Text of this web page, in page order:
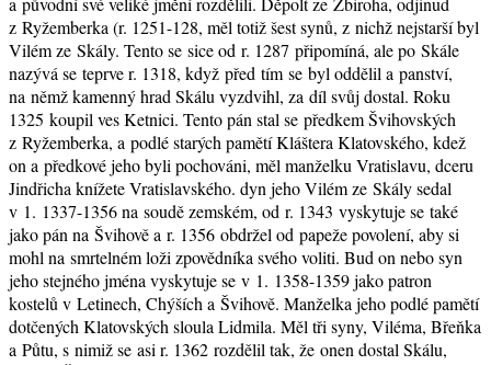
z Ryžemberka (r. 1251-128, měl totiž šest synů, z nichž nejstarší byl
Vilém ze Skály. Tento se sice od r. 1287 připomíná, ale po Skále
nazývá se teprve r. 1318, když před tím se byl oddělil a panství,
na němž kamenný hrad Skálu vyzdvihl, za díl svůj dostal. Roku
1325 koupil ves Ketnici. Tento pán stal se předkem Švihovských
z Ryžemberka, a podlé starých pamětí Kláštera Klatovského, kdež
on a předkové jeho byli pochováni, měl manželku Vratislavu, dceru
Jindřicha knížete Vratislavského. dyn jeho Vilém ze Skály sedal
v 1. 1337-1356 na soudě zemském, od r. 1343 vyskytuje se také
jako pán na Švihově a r. 1356 obdržel od papeže povolení, aby si
mohl na smrtelném loži zpovědníka svého voliti. Bud on nebo syn
jeho stejného jména vyskytuje se v 1. 1358-1359 jako patron
kostelů v Letinech, Chýších a Švihově. Manželka jeho podlé pamětí
dotčených Klatovských sloula Lidmila. Měl tři syny, Viléma, Břeňka
a Půtu, s nimiž se asi r. 1362 rozdělil tak, že onen dostal Skálu,